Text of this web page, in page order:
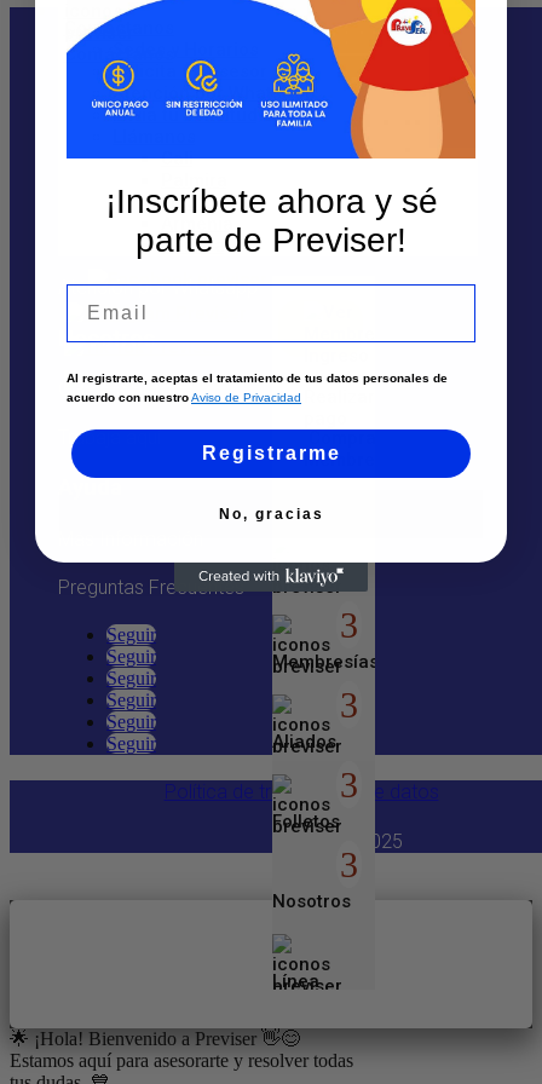
Contáctanos
Solicita un asesor
Atención por WhatsApp
Envía tu solicitud
Cali
Tuluá
Pereira
cliente
Membresía
Inicio
Membresías
Aliados
Folletos
Nosotros
Línea
Sedes
Solicita un asesor
Atención por Whatsapp
Nosotros
Quiénes Somos
Trabaja aquí
Preguntas Frecuentes
Seguir
Seguir
Seguir
Seguir
Seguir
Seguir
Política de tratamiento de datos
Copyright 2025
🌟 ¡Hola! Bienvenido a Previser 👋😊
Estamos aquí para asesorarte y resolver todas
¡Inscríbete ahora y sé
parte de Previser!
Al registrarte, aceptas el tratamiento de tus datos personales de
acuerdo con nuestroAviso de Privacidad
Registrarme
No, gracias